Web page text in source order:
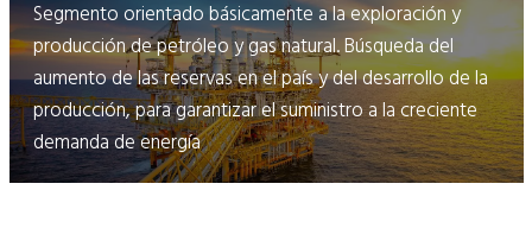
Catálogo
Certificación
Segmento orientado básicamente a la exploración y
producción de petróleo y gas natural. Búsqueda del
aumento de las reservas en el país y del desarrollo de la
producción, para garantizar el suministro a la creciente
demanda de energía